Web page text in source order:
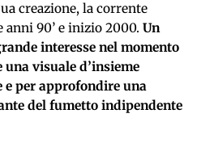
creazione, la corrente
anni 90’ e inizio 2000. Un
interesse nel momento
visuale d’insieme
e per approfondire una
del fumetto indipendente